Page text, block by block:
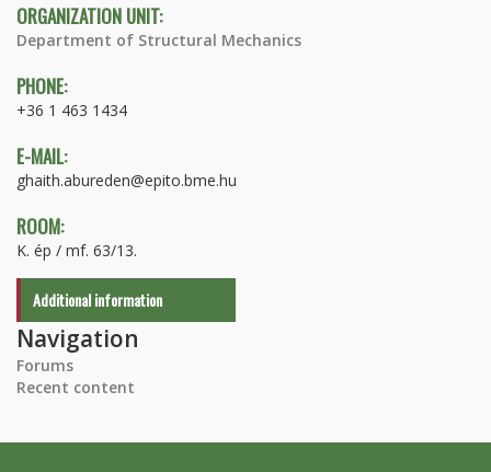
ORGANIZATION UNIT:
Department of Structural Mechanics
PHONE:
+36 1 463 1434
E-MAIL:
ghaith.abureden@epito.bme.hu
ROOM:
K. ép / mf. 63/13.
Additional information
Navigation
Forums
Recent content